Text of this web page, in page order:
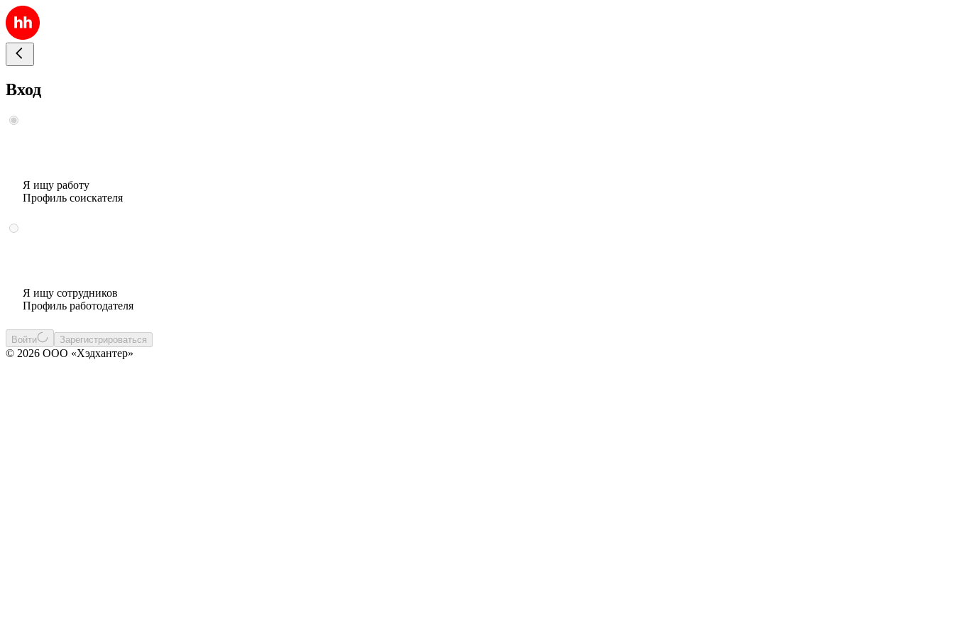
Вход
Я ищу работу
Профиль соискателя
Я ищу сотрудников
Профиль работодателя
Войти Зарегистрироваться
© 2026 ООО «Хэдхантер»